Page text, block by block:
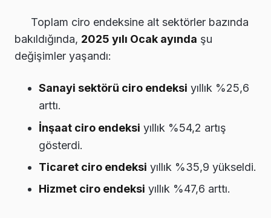
Toplam ciro endeksine alt sektörler bazında
bakıldığında, 2025 yılı Ocak ayında şu
değişimler yaşandı:
Sanayi sektörü ciro endeksi yıllık %25,6
arttı.
İnşaat ciro endeksi yıllık %54,2 artış
gösterdi.
Ticaret ciro endeksi yıllık %35,9 yükseldi.
Hizmet ciro endeksi yıllık %47,6 arttı.